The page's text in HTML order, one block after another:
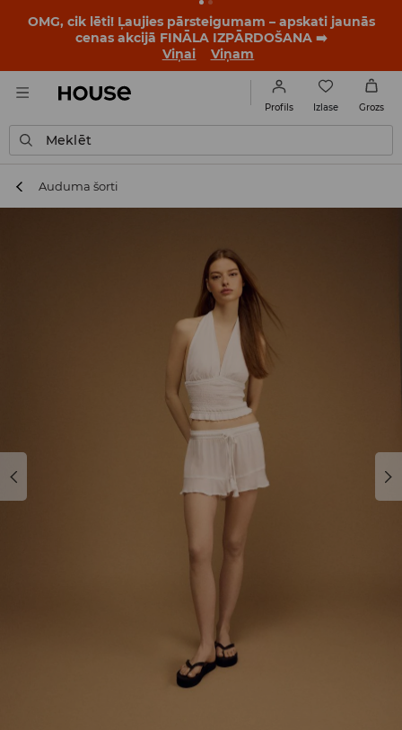
OMG, cik lēti! Ļaujies pārsteigumam – apskati jaunās
cenas akcijā FINĀLA IZPĀRDOŠANA ➡️
Viņai
Viņam
Profils Izlase Grozs
Meklēt
Auduma šorti